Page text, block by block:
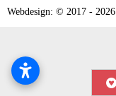
Webdesign: © 2017 - 2026